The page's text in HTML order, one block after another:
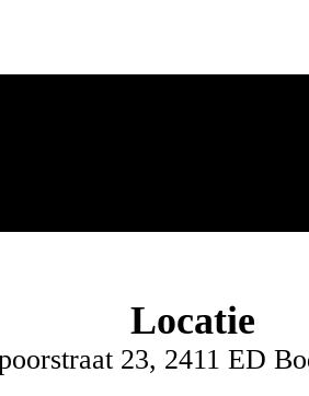
Locatie
23, 2411 ED